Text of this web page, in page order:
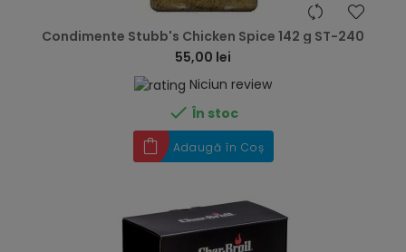
Condimente Stubb's Chicken Spice 142 g ST-240
55,00 lei
Niciun review
 În stoc
Adaugă în Coș